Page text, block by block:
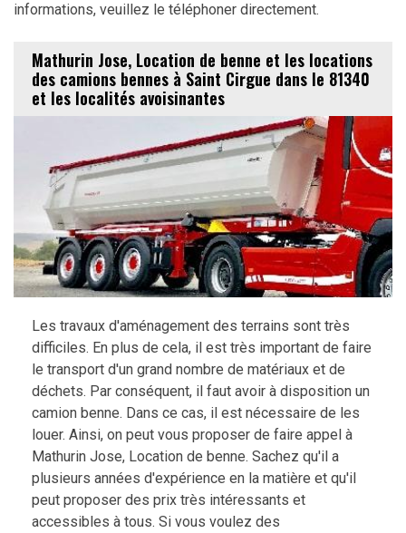
informations, veuillez le téléphoner directement.
Mathurin Jose, Location de benne et les locations
des camions bennes à Saint Cirgue dans le 81340
et les localités avoisinantes
Les travaux d'aménagement des terrains sont très
difficiles. En plus de cela, il est très important de faire
le transport d'un grand nombre de matériaux et de
déchets. Par conséquent, il faut avoir à disposition un
camion benne. Dans ce cas, il est nécessaire de les
louer. Ainsi, on peut vous proposer de faire appel à
Mathurin Jose, Location de benne. Sachez qu'il a
plusieurs années d'expérience en la matière et qu'il
peut proposer des prix très intéressants et
accessibles à tous. Si vous voulez des